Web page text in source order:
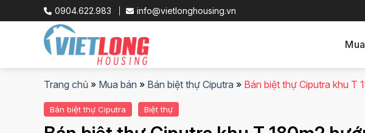
to
0904.622.983 info@vietlonghousing.vn
Trang chủ » Mua bán » Bán biệt thự Ciputra » Bán biệt thự Ciputra khu T
Bán biệt thự Ciputra Biệt thự